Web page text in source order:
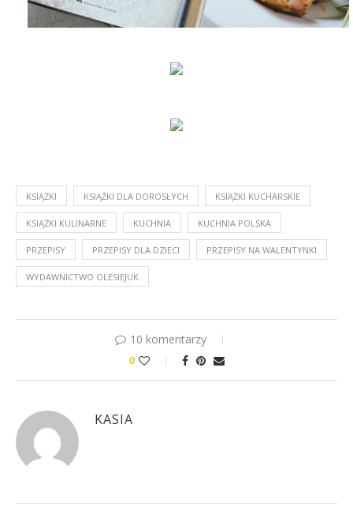
KSIĄŻKI KSIĄŻKI DLA DOROSŁYCH KSIĄŻKI KUCHARSKIE
KSIĄŻKI KULINARNE KUCHNIA KUCHNIA POLSKA
PRZEPISY PRZEPISY DLA DZIECI PRZEPISY NA WALENTYNKI
WYDAWNICTWO OLESIEJUK
10 komentarzy
0
KASIA